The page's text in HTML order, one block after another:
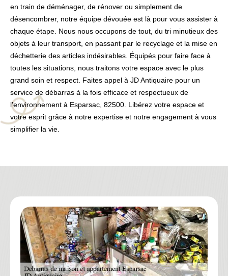
en train de déménager, de rénover ou simplement de
désencombrer, notre équipe dévouée est là pour vous assister à
chaque étape. Nous nous occupons de tout, du tri minutieux des
objets à leur transport, en passant par le recyclage et la mise en
déchetterie des articles indésirables. Équipés pour faire face à
toutes les situations, nous traitons votre espace avec le plus
grand soin et respect. Faites appel à JD Antiquaire pour un
service de débarras à la fois efficace et respectueux de
l'environnement à Esparsac, 82500. Libérez votre espace et
votre esprit grâce à notre expertise et notre engagement à vous
simplifier la vie.